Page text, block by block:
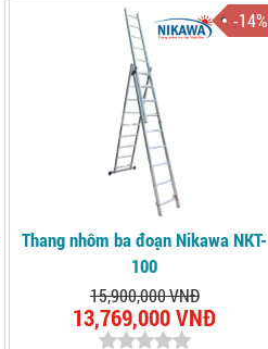
-14%
Thang nhôm ba đoạn Nikawa NKT-
100
15,900,000 VNĐ
13,769,000 VNĐ